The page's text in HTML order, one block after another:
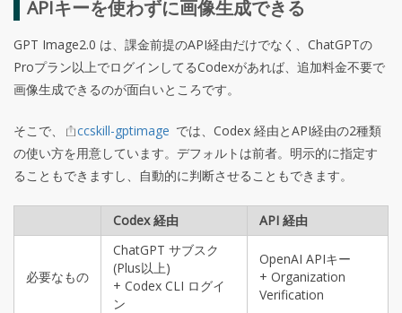
APIキーを使わずに画像生成できる
GPT Image2.0 は、課金前提のAPI経由だけでなく、ChatGPTの
Proプラン以上でログインしてるCodexがあれば、追加料金不要で
画像生成できるのが面白いところです。
そこで、 ccskill-gptimage では、Codex 経由とAPI経由の2種類
の使い方を用意しています。デフォルトは前者。明示的に指定す
ることもできますし、自動的に判断させることもできます。
Codex 経由 API 経由
必要なもの
ChatGPT サブスク
(Plus以上)
+ Codex CLI ログイ
ン
OpenAI APIキー
+ Organization
Verification